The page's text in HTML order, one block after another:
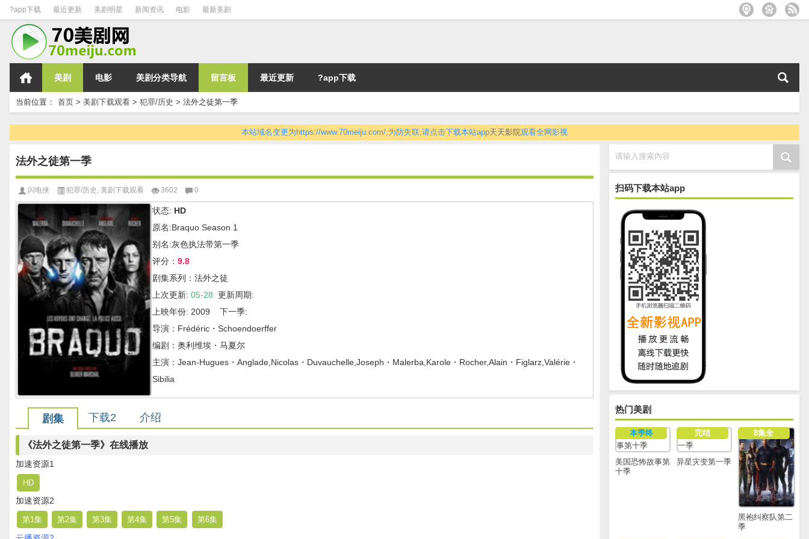
?app下载 最近更新 美剧明星 新闻资讯 电影 最新美剧
美剧 电影 美剧分类导航 留言板 最近更新 ?app下载
当前位置： 首页 > 美剧下载观看 > 犯罪/历史 > 法外之徒第一季
本站域名变更为https://www.70meiju.com/,为防失联,请点击下载本站app天天影院观看全网影视
请输入搜索内容
扫码下载本站app
热门美剧
本季终
美国恐怖故事第
十季
完结
异星灾变第一季
8集全
黑袍纠察队第二
季
法外之徒第一季
闪电侠 犯罪/历史 美剧下载观看 3602 0
状态: HD
原名:Braquo Season 1
别名:灰色执法带第一季
评分： 9.8
剧集系列：法外之徒
上次更新: 05-28 更新周期:
上映年份: 2009 下一季:
导演：Frédéric・Schoendoerffer
编剧：奥利维埃・马夏尔
主演：Jean-Hugues・Anglade,Nicolas・Duvauchelle,Joseph・Malerba,Karole・Rocher,Alain・Figlarz,Valérie・
Sibilia
剧集 下载2 介绍
《法外之徒第一季》在线播放
加速资源1
HD
加速资源2
第1集 第2集 第3集 第4集 第5集 第6集